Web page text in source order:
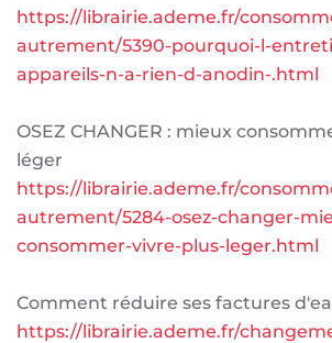
https://librairie.ademe.fr/
autrement/5390-pourquoi-l-
appareils-n-a-rien-d-anodin-.html
OSEZ CHANGER : mieux
léger
https://librairie.ademe.fr/
autrement/5284-osez-changer-
consommer-vivre-plus-leger.html
Comment réduire ses factures
https://librairie.ademe.fr/